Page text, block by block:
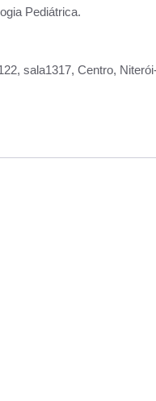
Pediátrica.
sala1317, Centro,